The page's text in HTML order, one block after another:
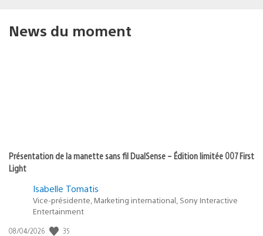
News du moment
Présentation de la manette sans fil DualSense – Édition limitée 007 First
Light
Isabelle Tomatis
Vice-présidente, Marketing international, Sony Interactive
Entertainment
Date
08/04/2026 35